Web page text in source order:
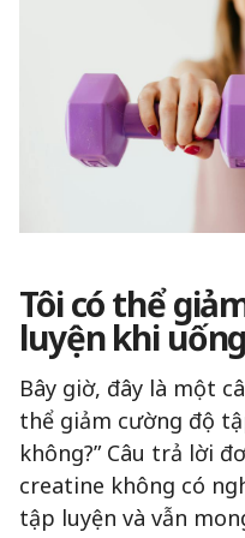
Tôi có thể
luyện khi
Bây giờ, đây là một
thể giảm cường độ
không?” Câu trả lời
creatine không có
tập luyện và vẫn